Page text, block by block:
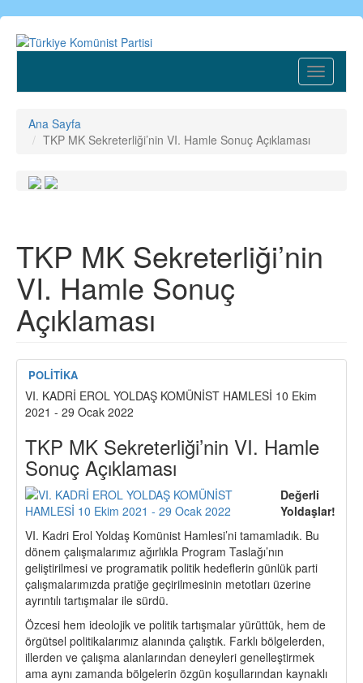
Ana
içeriğe
Toggle
Ana Sayfa
TKP MK Sekreterliği’nin VI. Hamle Sonuç Açıklaması
TKP MK Sekreterliği’nin
VI. Hamle Sonuç
Açıklaması
POLİTİKA
VI. KADRİ EROL YOLDAŞ KOMÜNİST HAMLESİ 10 Ekim
2021 - 29 Ocak 2022
TKP MK Sekreterliği’nin VI. Hamle
Sonuç Açıklaması
Değerli
Yoldaşlar!
VI. Kadri Erol Yoldaş Komünist Hamlesi’ni tamamladık. Bu
dönem çalışmalarımız ağırlıkla Program Taslağı’nın
geliştirilmesi ve programatik politik hedeflerin günlük parti
çalışmalarımızda pratiğe geçirilmesinin metotları üzerine
ayrıntılı tartışmalar ile sürdü.
Özcesi hem ideolojik ve politik tartışmalar yürüttük, hem de
örgütsel politikalarımız alanında çalıştık. Farklı bölgelerden,
illerden ve çalışma alanlarından deneyleri genelleştirmek
ama aynı zamanda bölgelerin özgün koşullarından kaynaklı